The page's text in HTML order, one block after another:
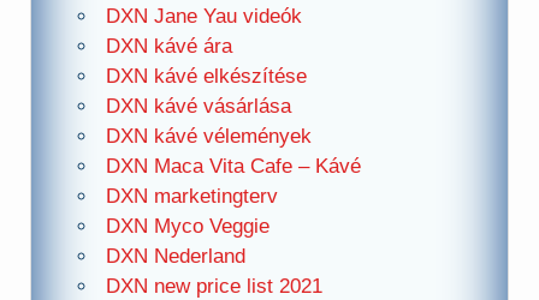
DXN Jane Yau videók
DXN kávé ára
DXN kávé elkészítése
DXN kávé vásárlása
DXN kávé vélemények
DXN Maca Vita Cafe – Kávé
DXN marketingterv
DXN Myco Veggie
DXN Nederland
DXN new price list 2021